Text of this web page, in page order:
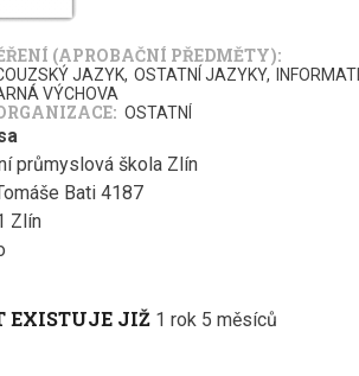
(APROBAČNÍ PŘEDMĚTY)
JAZYK OSTATNÍ JAZYKY
VÝCHOVA
OSTATNÍ
průmyslová škola Zlín
Bati 4187
Zlín
EXISTUJE JIŽ 1 rok 5 měsíců